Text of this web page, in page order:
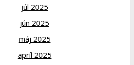
júl 2025
jún 2025
máj 2025
apríl 2025